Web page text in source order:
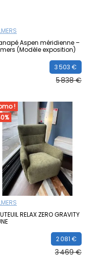
Aspen méridienne –
(Modèle exposition)
3 503 €
5 838 €
!
RELAX ZERO GRAVITY
2 081 €
3 469 €